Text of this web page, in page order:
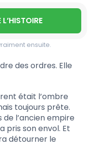
ensuite.
des ordres. Elle
était l’ombre
toujours prête.
l’ancien empire
pris son envol. Et
détourner le